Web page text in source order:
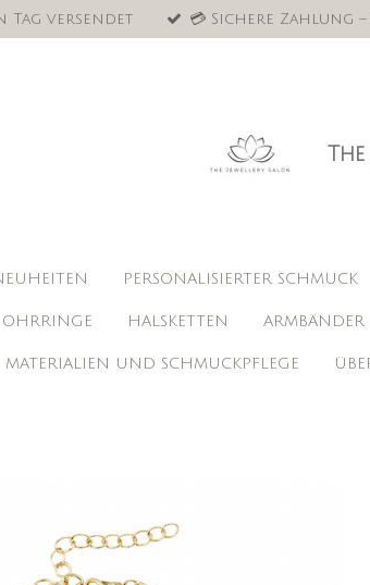
Tag versendet 💳 Sichere Zahlung
PERSONALISIERTER SCHMUCK
OHRRINGE HALSKETTEN ARMBÄNDER
MATERIALIEN UND SCHMUCKPFLEGE